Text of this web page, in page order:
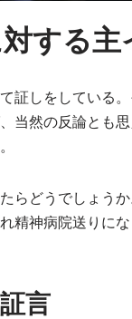
する主
証しをしている
当然の反論とも
らどうでしょう
精神病院送りに
言